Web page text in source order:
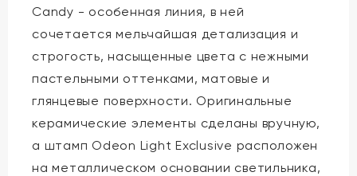
Candy - особенная линия, в ней
сочетается мельчайшая детализация и
строгость, насыщенные цвета с нежными
пастельными оттенками, матовые и
глянцевые поверхности. Оригинальные
керамические элементы сделаны вручную,
а штамп Odeon Light Exclusive расположен
на металлическом основании светильника,